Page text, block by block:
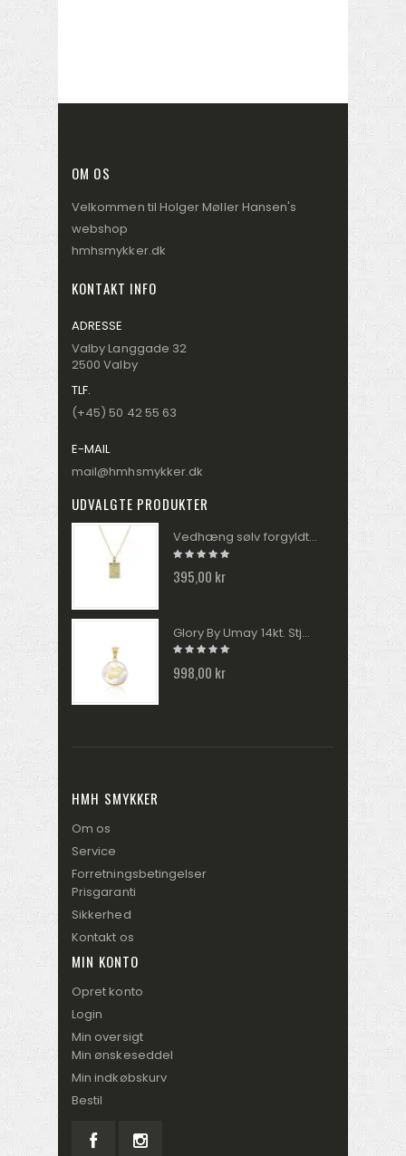
OM OS
Velkommen til Holger Møller Hansen's
webshop
hmhsmykker.dk
KONTAKT INFO
ADRESSE
Valby Langgade 32
2500 Valby
TLF.
(+45) 50 42 55 63
E-MAIL
mail@hmhsmykker.dk
UDVALGTE PRODUKTER
Vedhæng sølv forgyldt MUNA zirkonia med kæde 2040270
395,00 kr
Glory By Umay 14kt. Stjernetegn I Perlemor FIS012B
998,00 kr
HMH SMYKKER
Om os
Service
Forretningsbetingelser
Prisgaranti
Sikkerhed
Kontakt os
MIN KONTO
Opret konto
Login
Min oversigt
Min ønskeseddel
Min indkøbskurv
Bestil